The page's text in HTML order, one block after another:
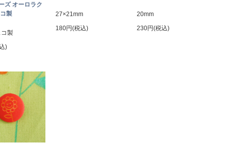
ズ オーロラク
製
製
)
27×21mm
180円(税込)
20mm
230円(税込)